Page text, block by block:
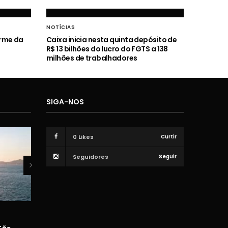
da
NOTÍCIAS
Caixa inicia nesta quinta depósito de
R$ 13 bilhões do lucro do FGTS a 138
milhões de trabalhadores
SIGA-NOS
0 Likes Curtir
Seguidores Seguir